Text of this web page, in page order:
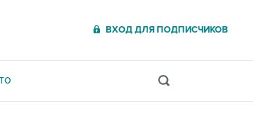
ВХОД ДЛЯ ПОДПИСЧИКОВ